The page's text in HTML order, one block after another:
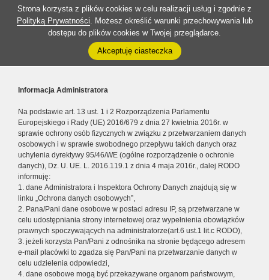
Strona korzysta z plików cookies w celu realizacji usług i zgodnie z
Polityką Prywatności. Możesz określić warunki przechowywania lub
dostępu do plików cookies w Twojej przeglądarce.
Akceptuję ciasteczka
Informacja Administratora
Na podstawie art. 13 ust. 1 i 2 Rozporządzenia Parlamentu
Europejskiego i Rady (UE) 2016/679 z dnia 27 kwietnia 2016r. w
sprawie ochrony osób fizycznych w związku z przetwarzaniem danych
osobowych i w sprawie swobodnego przepływu takich danych oraz
uchylenia dyrektywy 95/46/WE (ogólne rozporządzenie o ochronie
danych), Dz. U. UE. L. 2016.119.1 z dnia 4 maja 2016r., dalej RODO
informuję:
1. dane Administratora i Inspektora Ochrony Danych znajdują się w
linku „Ochrona danych osobowych”,
2. Pana/Pani dane osobowe w postaci adresu IP, są przetwarzane w
celu udostępniania strony internetowej oraz wypełnienia obowiązków
prawnych spoczywających na administratorze(art.6 ust.1 lit.c RODO),
3. jeżeli korzysta Pan/Pani z odnośnika na stronie będącego adresem
e-mail placówki to zgadza się Pan/Pani na przetwarzanie danych w
celu udzielenia odpowiedzi,
4. dane osobowe mogą być przekazywane organom państwowym,